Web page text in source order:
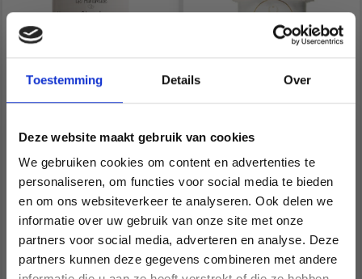
Toestemming Details Over
Deze website maakt gebruik van cookies
We gebruiken cookies om content en advertenties te
personaliseren, om functies voor social media te bieden
en om ons websiteverkeer te analyseren. Ook delen we
informatie over uw gebruik van onze site met onze
partners voor social media, adverteren en analyse. Deze
partners kunnen deze gegevens combineren met andere
GO HANDMADE HAPPY
EUR 3.05EUR 4.35
L'offre expire le
31/08/2026
LINDEHOBBY VELVET
EUR 6.10
Économisez jusqu'à 50 %